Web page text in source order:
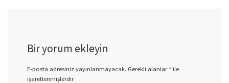
Bir yorum ekleyin
E-posta adresiniz yayınlanmayacak. Gerekli alanlar*ile
işaretlenmişlerdir